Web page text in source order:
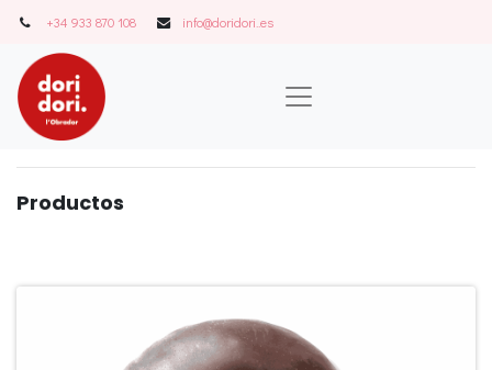
+34 933 870 108 info@doridori..es
Productos